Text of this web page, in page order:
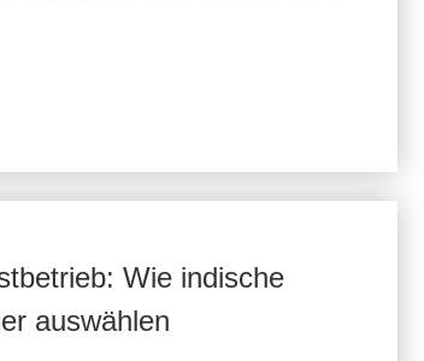
Wie indische
auswählen